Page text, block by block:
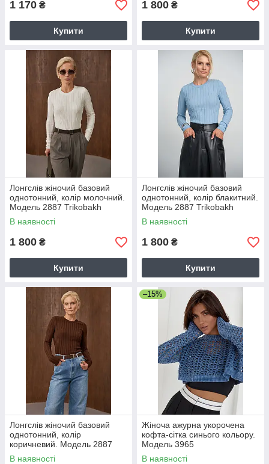
1 170 ₴
Купити
1 800 ₴
Купити
Лонгслів жіночий базовий
однотонний, колір молочний.
Модель 2887 Trikobakh
В наявності
1 800 ₴
Купити
Лонгслів жіночий базовий
однотонний, колір блакитний.
Модель 2887 Trikobakh
В наявності
1 800 ₴
Купити
Лонгслів жіночий базовий
однотонний, колір
коричневий. Модель 2887
Trikobakh
В наявності
–15%
Жіноча ажурна укорочена
кофта-сітка синього кольору.
Модель 3965
В наявності